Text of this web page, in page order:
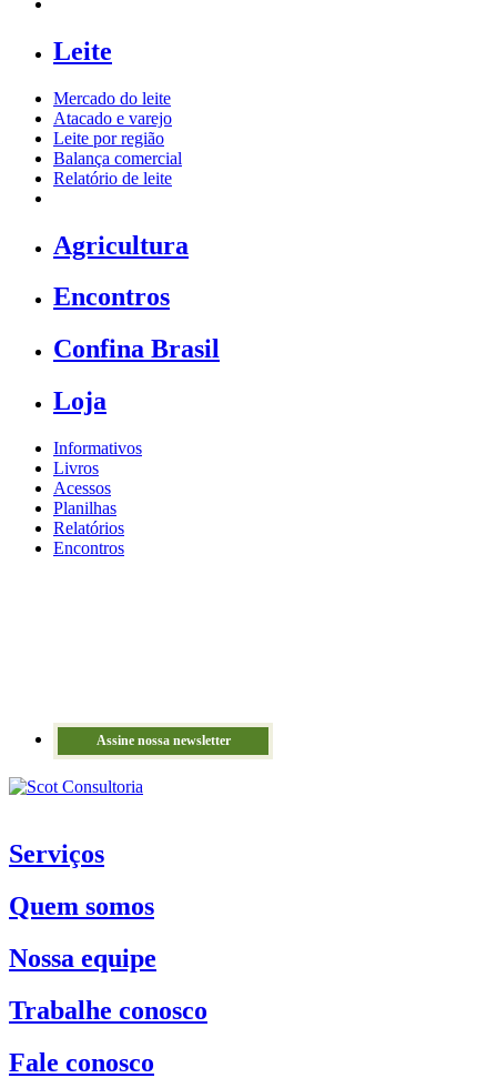
Leite
Mercado do leite
Atacado e varejo
Leite por região
Balança comercial
Relatório de leite
Agricultura
Encontros
Confina Brasil
Loja
Informativos
Livros
Acessos
Planilhas
Relatórios
Encontros
Assine nossa newsletter
Serviços
Quem somos
Nossa equipe
Trabalhe conosco
Fale conosco